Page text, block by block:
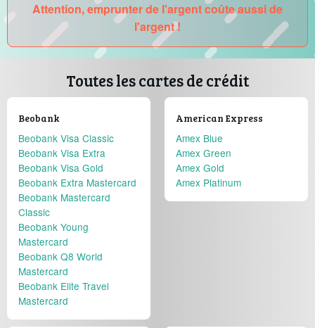
Attention, emprunter de l'argent coûte aussi de
l'argent !
Toutes les cartes de crédit
Beobank
Beobank Visa Classic
Beobank Visa Extra
Beobank Visa Gold
Beobank Extra Mastercard
Beobank Mastercard
Classic
Beobank Young
Mastercard
Beobank Q8 World
Mastercard
Beobank Elite Travel
Mastercard
American Express
Amex Blue
Amex Green
Amex Gold
Amex Platinum